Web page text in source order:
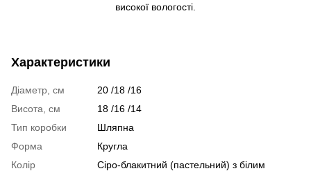
високої вологості.
Характеристики
Діаметр, см
20 /18 /16
Висота, см
18 /16 /14
Тип коробки
Шляпна
Форма
Кругла
Колір
Сіро-блакитний (пастельний) з білим